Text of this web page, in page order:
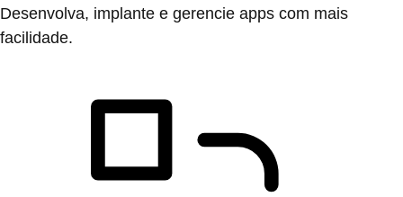
Desenvolva, implante e gerencie apps com mais
facilidade.